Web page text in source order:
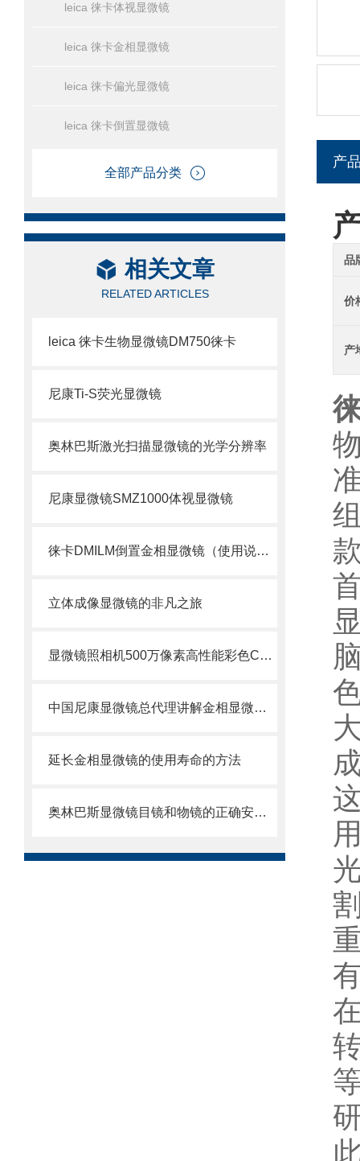
leica 徕卡体视显微镜
leica 徕卡金相显微镜
leica 徕卡偏光显微镜
leica 徕卡倒置显微镜
全部产品分类
相关文章
RELATED ARTICLES
leica 徕卡生物显微镜DM750徕卡
尼康Ti-S荧光显微镜
奥林巴斯激光扫描显微镜的光学分辨率
尼康显微镜SMZ1000体视显微镜
徕卡DMILM倒置金相显微镜（使用说明书）
立体成像显微镜的非凡之旅
显微镜照相机500万像素高性能彩色CCD—奥林巴斯DP25
中国尼康显微镜总代理讲解金相显微镜的保养与正确的使用方法
延长金相显微镜的使用寿命的方法
奥林巴斯显微镜目镜和物镜的正确安装方法
产
品
价
产